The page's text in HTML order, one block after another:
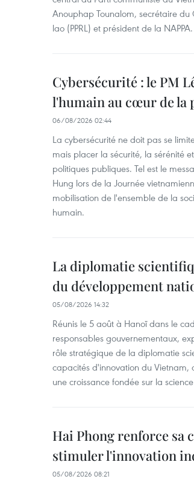
Anouphap Tounalom, secrétaire
lao (PPRL) et président de la NAPPA.
Cybersécurité : le PM
l'humain au cœur de
06/08/2026 02:44
La cybersécurité ne doit pas se
mais placer la sécurité, la sérénité
politiques publiques. Tel est le
Hung lors de la Journée
mobilisation de l'ensemble de la
humain.
La diplomatie
du développement
05/08/2026 14:32
Réunis le 5 août à Hanoï dans le
responsables gouvernementaux,
rôle stratégique de la diplomatie
capacités d'innovation du Vietnam,
une croissance fondée sur la
Hai Phong renforce sa
stimuler l'innovation
05/08/2026 08:21